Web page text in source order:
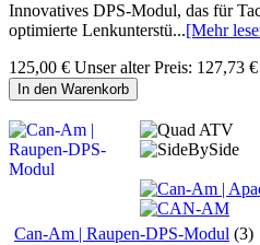
Innovatives DPS-Modul, das für
optimierte Lenkunterstü...[Mehr
125,00 € Unser alter Preis: 127,73 €
In den Warenkorb
Can-Am | Raupen-DPS-Modul (3)